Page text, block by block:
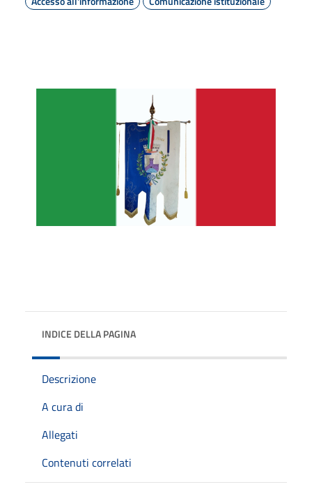
INDICE DELLA PAGINA
Descrizione
A cura di
Allegati
Contenuti correlati